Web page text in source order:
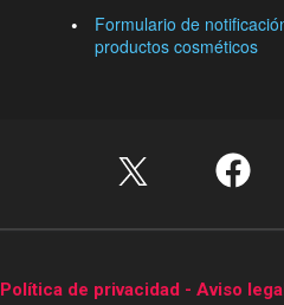
Formulario de
productos cosméticos
Política de privacidad - Aviso